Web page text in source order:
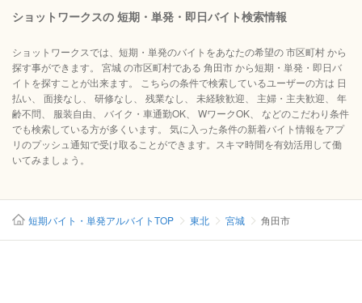
ショットワークスの 短期・単発・即日バイト検索情報
ショットワークスでは、短期・単発のバイトをあなたの希望の 市区町村 から
探す事ができます。 宮城 の市区町村である 角田市 から短期・単発・即日バ
イトを探すことが出来ます。 こちらの条件で検索しているユーザーの方は 日
払い、 面接なし、 研修なし、 残業なし、 未経験歓迎、 主婦・主夫歓迎、 年
齢不問、 服装自由、 バイク・車通勤OK、 WワークOK、 などのこだわり条件
でも検索している方が多くいます。 気に入った条件の新着バイト情報をアプ
リのプッシュ通知で受け取ることができます。スキマ時間を有効活用して働
いてみましょう。
短期バイト・単発アルバイトTOP 東北 宮城 角田市